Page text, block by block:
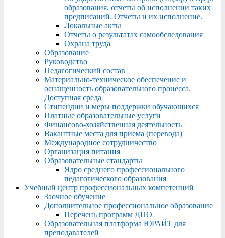
образования, отчеты об исполнении таких
предписаний. Отчеты и их исполнение.
Локальные акты
Отчеты о результатах самообследования
Охрана труда
Образование
Руководство
Педагогический состав
Материально-техническое обеспечение и
оснащенность образовательного процесса.
Доступная среда
Стипендии и меры поддержки обучающихся
Платные образовательные услуги
Финансово-хозяйственная деятельность
Вакантные места для приема (перевода)
Международное сотрудничество
Организация питания
Образовательные стандарты
Ядро среднего профессионального
педагогического образования
Учебный центр профессиональных компетенций
Заочное обучение
Дополнительное профессиональное образование
Перечень программ ДПО
Образовательная платформа ЮРАЙТ для
преподавателей